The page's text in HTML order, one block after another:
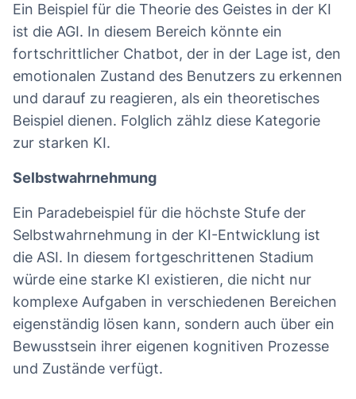
Ein Beispiel für die Theorie des Geistes in der KI
ist die AGI. In diesem Bereich könnte ein
fortschrittlicher Chatbot, der in der Lage ist, den
emotionalen Zustand des Benutzers zu erkennen
und darauf zu reagieren, als ein theoretisches
Beispiel dienen. Folglich zählz diese Kategorie
zur starken KI.
Selbstwahrnehmung
Ein Paradebeispiel für die höchste Stufe der
Selbstwahrnehmung in der KI-Entwicklung ist
die ASI. In diesem fortgeschrittenen Stadium
würde eine starke KI existieren, die nicht nur
komplexe Aufgaben in verschiedenen Bereichen
eigenständig lösen kann, sondern auch über ein
Bewusstsein ihrer eigenen kognitiven Prozesse
und Zustände verfügt.